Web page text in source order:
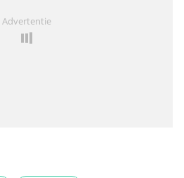
Advertentie